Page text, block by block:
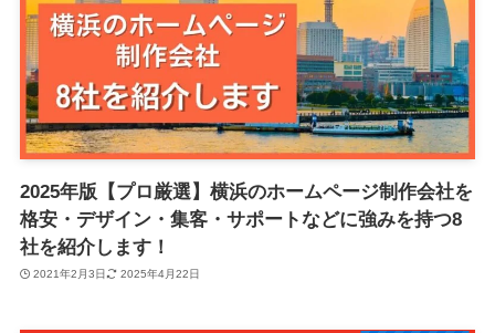
2025年版【プロ厳選】横浜のホームページ制作会社を
格安・デザイン・集客・サポートなどに強みを持つ8
社を紹介します！
2021年2月3日 2025年4月22日